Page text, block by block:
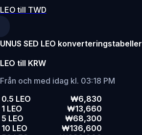
LEO till TWD
UNUS SED LEO konverteringstabeller
LEO till KRW
Från och med idag kl. 03:18 PM
0.5 LEO
₩6,830
1 LEO
₩13,660
5 LEO
₩68,300
10 LEO
₩136,600